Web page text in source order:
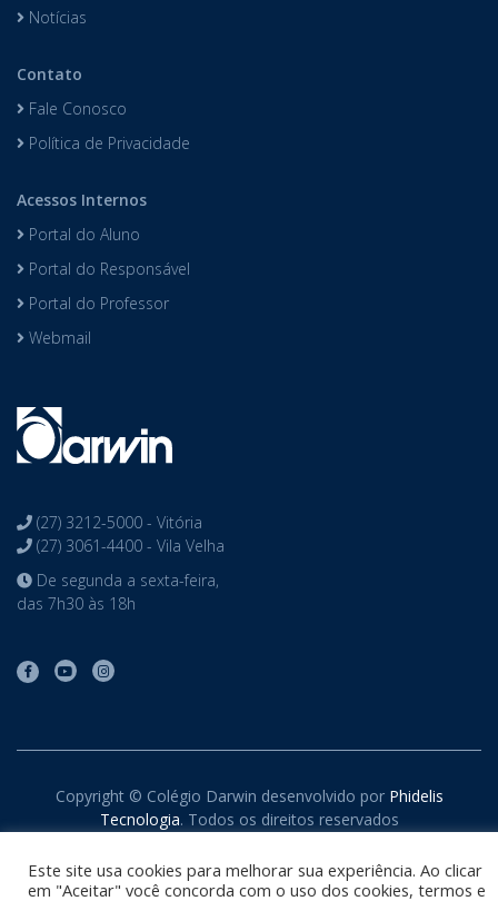
Notícias
Contato
Fale Conosco
Política de Privacidade
Acessos Internos
Portal do Aluno
Portal do Responsável
Portal do Professor
Webmail
(27) 3212-5000 - Vitória
(27) 3061-4400 - Vila Velha
De segunda a sexta-feira,
das 7h30 às 18h
Copyright © Colégio Darwin desenvolvido por Phidelis
Tecnologia. Todos os direitos reservados
Este site usa cookies para melhorar sua experiência. Ao clicar
em "Aceitar" você concorda com o uso dos cookies, termos e